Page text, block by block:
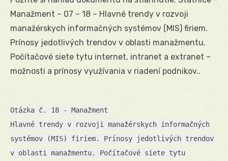
Manažment – 07 – 18 – Hlavné trendy v rozvoji
manažérskych informačných systémov (MIS) firiem.
Prínosy jedotlivých trendov v oblasti manažmentu.
Počítačové siete tytu internet, intranet a extranet –
možnosti a prínosy využívania v riadení podnikov..
Otázka č. 18 - Manažment
Hlavné trendy v rozvoji manažérskych informačných
systémov (MIS) firiem. Prínosy jedotlivých trendov
v oblasti manažmentu. Počítačové siete tytu